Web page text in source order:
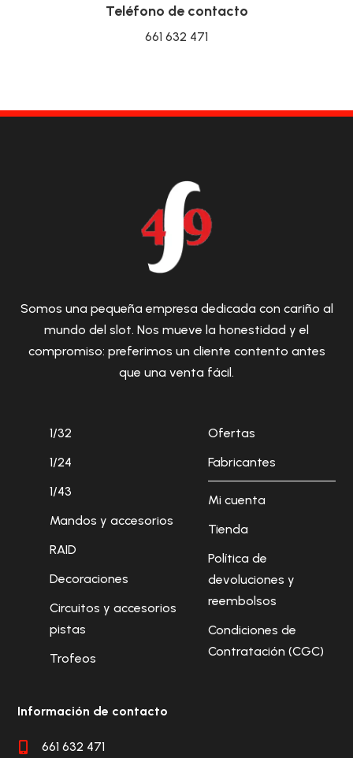
Teléfono de contacto
661 632 471
Somos una pequeña empresa dedicada con cariño al
mundo del slot. Nos mueve la honestidad y el
compromiso: preferimos un cliente contento antes
que una venta fácil.
1/32
1/24
1/43
Mandos y accesorios
RAID
Decoraciones
Circuitos y accesorios
pistas
Trofeos
Ofertas
Fabricantes
Mi cuenta
Tienda
Política de
devoluciones y
reembolsos
Condiciones de
Contratación (CGC)
Información de contacto
661 632 471